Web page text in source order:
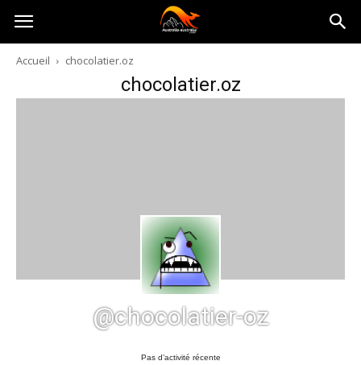
Australia-
australie.com
Accueil chocolatier.oz
chocolatier.oz
@chocolatier-oz
Pas d’activité récente